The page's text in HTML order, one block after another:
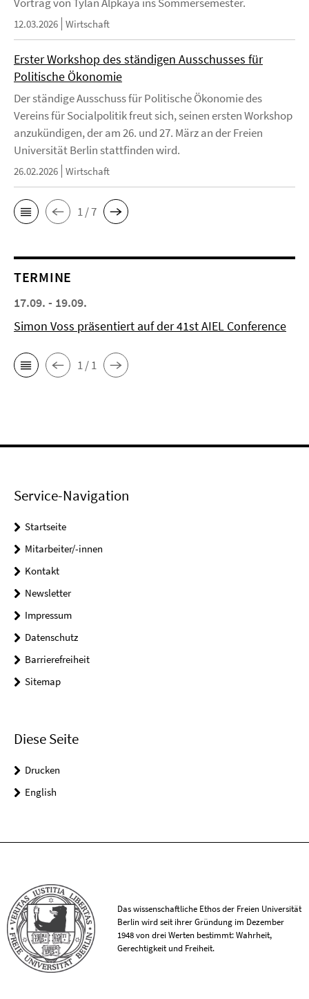
12.03.2026 Wirtschaft
Erster Workshop des ständigen Ausschusses für
Politische Ökonomie
Der ständige Ausschuss für Politische Ökonomie des
Vereins für Socialpolitik freut sich, seinen ersten Workshop
anzukündigen, der am 26. und 27. März an der Freien
Universität Berlin stattfinden wird.
26.02.2026 Wirtschaft
1 / 7
TERMINE
17.09. - 19.09.
Simon Voss präsentiert auf der 41st AIEL Conference
1 / 1
Service-Navigation
Startseite
Mitarbeiter/-innen
Kontakt
Newsletter
Impressum
Datenschutz
Barrierefreiheit
Sitemap
Diese Seite
Drucken
English
Das wissenschaftliche Ethos der Freien Universität
Berlin wird seit ihrer Gründung im Dezember
1948 von drei Werten bestimmt: Wahrheit,
Gerechtigkeit und Freiheit.